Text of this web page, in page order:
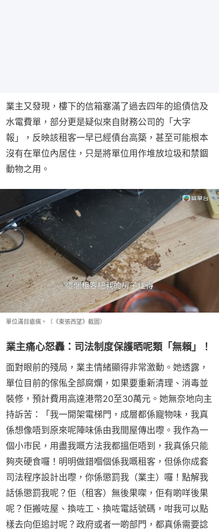
業主又發現，樓下的信箱塞滿了過去四年的追債信及
水電費單，部分更是疑似來自財務公司的「大字
報」，反映該租客一早已經債台高築，甚至可能根本
沒有在單位內居住，只是將單位用作堆放垃圾和禁錮
動物之用。
單位滿目瘡痍。（《東張西望》截圖）
業主痛心怒轟：司法制度保護晒呢類「無賴」！
面對眼前的殘局，業主情緒顯得非常激動。她透露，
單位目前的傢俬全部腐爛，如果要重新清理、消毒並
裝修，預計費用高達港幣20至30萬元。她無奈地向主
持訴苦：「我一開架電梯門，成層都係寵物味，我真
係想像唔到原來呢陣味係由我間屋傳出嚟。我作為一
個小市民，用盡我嘅方法我都搵佢唔到，我真係只能
夠夾硬食囉！明明做錯嗰個係我嘅租客，但係你成套
司法程序設計出嚟，你係懲罰我（業主）囉！點解我
話係懲罰我呢？佢（租客）無後果㗎，佢有啲咩後果
呢？佢搬咗屋、換咗工、換咗電話號碼，咁我可以點
樣去向佢追討呢？政府或者一啲部門，都真係需要諗